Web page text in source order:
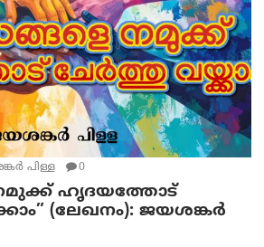
പിള്ള 0
ഹൃദയത്തോട്
(ലേഖനം): ജയശങ്കര്‍